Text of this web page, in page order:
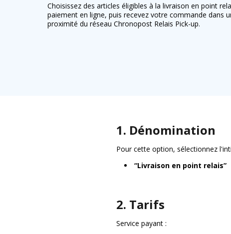
Choisissez des articles éligibles à la livraison en point
paiement en ligne, puis recevez votre commande dans
proximité du réseau Chronopost Relais Pick-up.
1. Dénomination
Pour cette option, sélectionnez
“Livraison en point relais”
2. Tarifs
Service payant :